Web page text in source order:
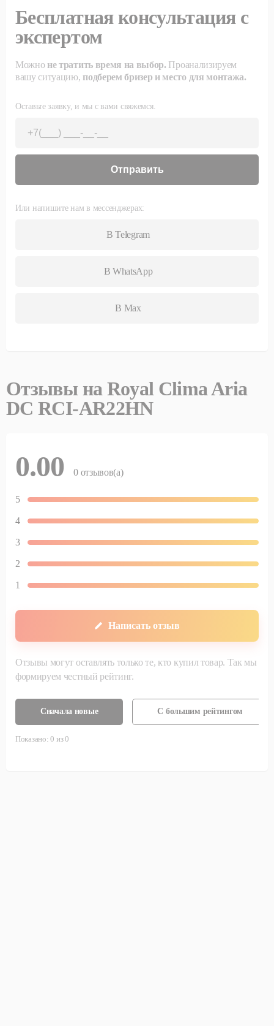
Бесплатная консультация с
экспертом
Можно не тратить время на выбор. Проанализируем
вашу ситуацию, подберем бризер и место для монтажа.
Оставьте заявку, и мы с вами свяжемся.
Отправить
Или напишите нам в мессенджерах:
В Telegram
В WhatsApp
В Max
Отзывы на Royal Clima Aria
DC RCI-AR22HN
0.00 0отзывов(а)
5
4
3
2
1
Написать отзыв
Отзывы могут оставлять только те, кто купил товар. Так мы
формируем честный рейтинг.
Сначала новые С большим рейтингом
Показано:0 из0